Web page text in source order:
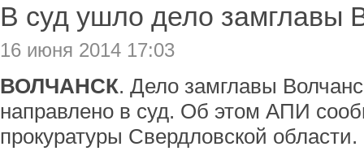
В суд ушло дело замглавы
16 июня 2014 17:03
ВОЛЧАНСК. Дело замглавы
направлено в суд. Об этом АПИ
прокуратуры Свердловской области.